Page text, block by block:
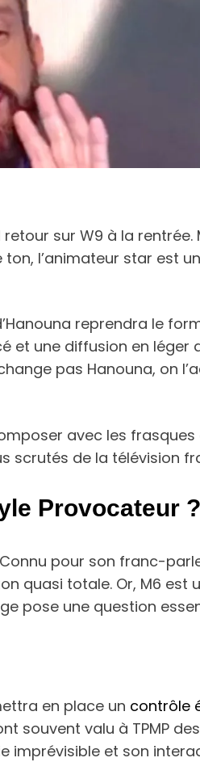
sur W9 à la rentrée.
l’animateur star est
reprendra le
et une diffusion en
pas Hanouna, on
avec les
scrutés de la télévision
Provocateur ?
pour son franc-
quasi totale. Or, M6 est
pose une question
en place un contrôle
valu à TPMP
imprévisible et son